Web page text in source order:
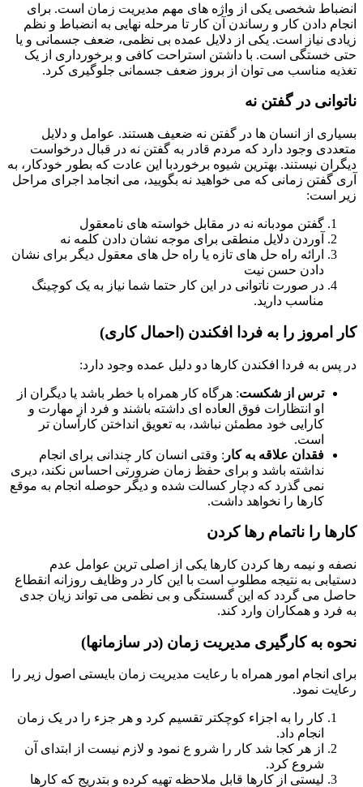
شخصی یکی از واژه های مهم مدیریت زمان است. برای
دادن کار و رساندن آن کار تا مرحله نهایی به انضباط و نظم
نیاز است. یکی از دلایل عمده بی نظمی، ضعف جسمانی و یا
خستگی است. با داشتن استراحت کافی و برخورداری از یک
مناسب می توان از بروز ضعف جسمانی جلوگیری کرد.
در گفتن نه
از انسان ها در گفتن نه ضعیف هستند. عوامل و دلایل
وجود دارد که مردم قادر به گفتن نه در قبال درخواست
نیستند. بهترین شیوه برخوردبا این عادت که بطور خودکار، به
گفتن زمانی که می خواهید نه بگویید، می انجامد اجرای مراحل
گفتن مودبانه نه در مقابل خواسته های نامعقول
آوردن دلایل منطقی برای موجه نشان دادن کلمه نه
ارائه راه حل های تازه یا راه حل های معقول دیگر برای نشان
دادن حسن نیت
در صورت ناتوانی در این کار حتما شما نیاز به یک کوچینگ
مناسب دارید.
امروز را به فردا افکندن (احمال کاری)
به فردا افکندن کارها دو دلیل عمده وجود دارد:
ترس از شکست: هرگاه کار همراه با خطر باشد یا دیگران از
او انتظارات فوق العاده ای داشته باشند و فرد از مهارت و
کارایی خود مطمئن نباشد، به تعویق انداختن کارآسان تر
فقدان علاقه به کار: وقتی انسان کار چندانی برای انجام
نداشته باشد و برای حفظ زمان ضرورتی احساس نکند، دیری
نمی گذرد که دچار کسالت شده و دیگر حوصله انجام به موقع
کارها را نخواهد داشت.
را ناتمام رها کردن
و نیمه رها کردن کارها یکی از اصلی ترین عوامل عدم
به نتیجه مطلوب است با این کار در وظایف روزانه انقطاع
می گردد که این گسستگی و بی نظمی می تواند زیان جدی
و همکاران وارد کند.
به کارگیری مدیریت زمان (در سازمانها)
انجام امور همراه با رعایت مدیریت زمان بایستی اصول زیر را
نمود.
کار را به اجزاء کوچکتر تقسیم کرد و هر جزء را در یک زمان
انجام داد.
از هر کجا شد کار را شرو ع نمود و لازم نیست از ابتدای آن
شروع کرد.
لیستی از کارها قابل ملاحظه تهیه کرده و بتدریج که کارها